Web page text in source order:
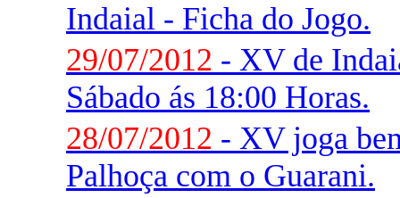
Indaial - Ficha do Jogo.
29/07/2012 - XV de
Sábado ás 18:00 Horas.
28/07/2012 - XV joga
Palhoça com o Guarani.